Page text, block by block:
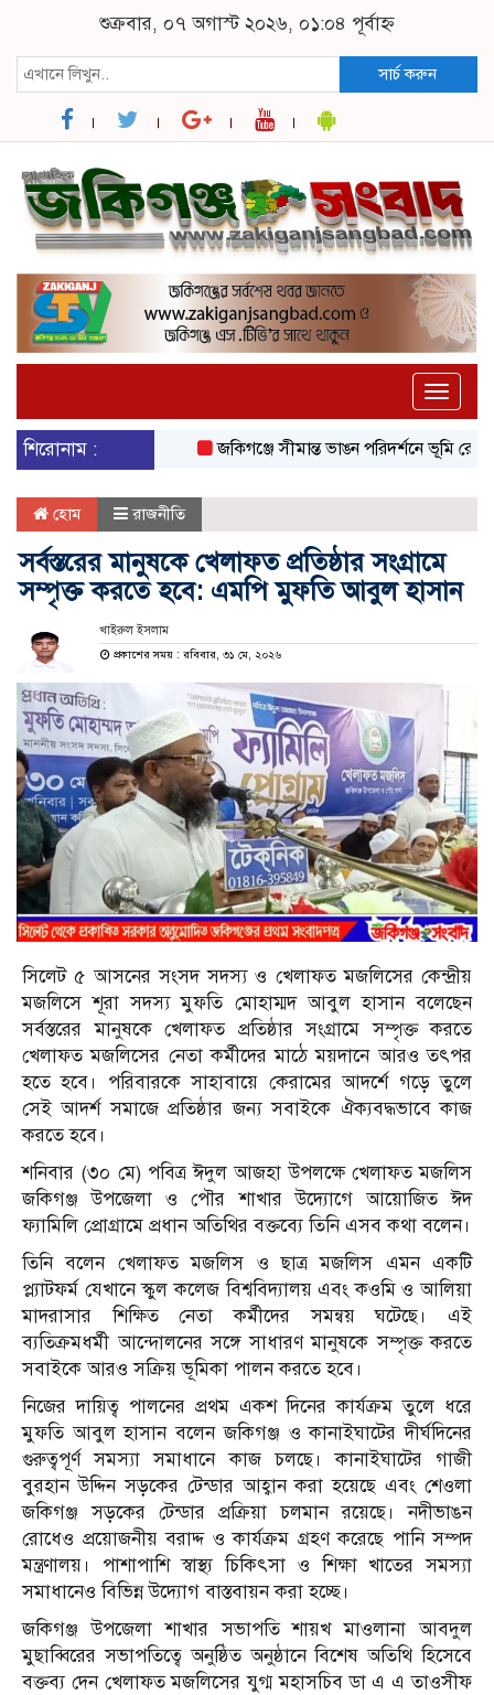
শুক্রবার, ০৭ অগাস্ট ২০২৬, ০১:০৪ পূর্বাহ্ন
সার্চ করুন
Toggle
শিরোনাম :
জকিগঞ্জে সীমান্ত ভাঙন পরিদর্শনে ভূমি রেকর্ড
হোম রাজনীতি
সর্বস্তরের মানুষকে খেলাফত প্রতিষ্ঠার সংগ্রামে
সম্পৃক্ত করতে হবে: এমপি মুফতি আবুল হাসান
খাইরুল ইসলাম
প্রকাশের সময় : রবিবার, ৩১ মে, ২০২৬
সিলেট ৫ আসনের সংসদ সদস্য ও খেলাফত মজলিসের কেন্দ্রীয়
মজলিসে শূরা সদস্য মুফতি মোহাম্মদ আবুল হাসান বলেছেন
সর্বস্তরের মানুষকে খেলাফত প্রতিষ্ঠার সংগ্রামে সম্পৃক্ত করতে
খেলাফত মজলিসের নেতা কর্মীদের মাঠে ময়দানে আরও তৎপর
হতে হবে। পরিবারকে সাহাবায়ে কেরামের আদর্শে গড়ে তুলে
সেই আদর্শ সমাজে প্রতিষ্ঠার জন্য সবাইকে ঐক্যবদ্ধভাবে কাজ
করতে হবে।
শনিবার (৩০ মে) পবিত্র ঈদুল আজহা উপলক্ষে খেলাফত মজলিস
জকিগঞ্জ উপজেলা ও পৌর শাখার উদ্যোগে আয়োজিত ঈদ
ফ্যামিলি প্রোগ্রামে প্রধান অতিথির বক্তব্যে তিনি এসব কথা বলেন।
তিনি বলেন খেলাফত মজলিস ও ছাত্র মজলিস এমন একটি
প্ল্যাটফর্ম যেখানে স্কুল কলেজ বিশ্ববিদ্যালয় এবং কওমি ও আলিয়া
মাদরাসার শিক্ষিত নেতা কর্মীদের সমন্বয় ঘটেছে। এই
ব্যতিক্রমধর্মী আন্দোলনের সঙ্গে সাধারণ মানুষকে সম্পৃক্ত করতে
সবাইকে আরও সক্রিয় ভূমিকা পালন করতে হবে।
নিজের দায়িত্ব পালনের প্রথম একশ দিনের কার্যক্রম তুলে ধরে
মুফতি আবুল হাসান বলেন জকিগঞ্জ ও কানাইঘাটের দীর্ঘদিনের
গুরুত্বপূর্ণ সমস্যা সমাধানে কাজ চলছে। কানাইঘাটের গাজী
বুরহান উদ্দিন সড়কের টেন্ডার আহ্বান করা হয়েছে এবং শেওলা
জকিগঞ্জ সড়কের টেন্ডার প্রক্রিয়া চলমান রয়েছে। নদীভাঙন
রোধেও প্রয়োজনীয় বরাদ্দ ও কার্যক্রম গ্রহণ করেছে পানি সম্পদ
মন্ত্রণালয়। পাশাপাশি স্বাস্থ্য চিকিৎসা ও শিক্ষা খাতের সমস্যা
সমাধানেও বিভিন্ন উদ্যোগ বাস্তবায়ন করা হচ্ছে।
জকিগঞ্জ উপজেলা শাখার সভাপতি শায়খ মাওলানা আবদুল
মুছাব্বিরের সভাপতিত্বে অনুষ্ঠিত অনুষ্ঠানে বিশেষ অতিথি হিসেবে
বক্তব্য দেন খেলাফত মজলিসের যুগ্ম মহাসচিব ডা এ এ তাওসীফ